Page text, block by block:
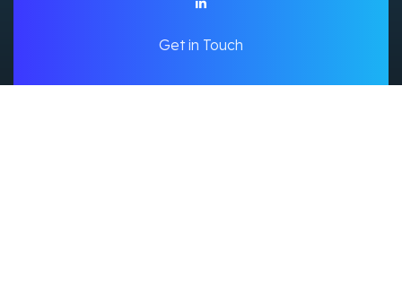
Get in Touch